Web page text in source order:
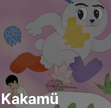
Kakamü